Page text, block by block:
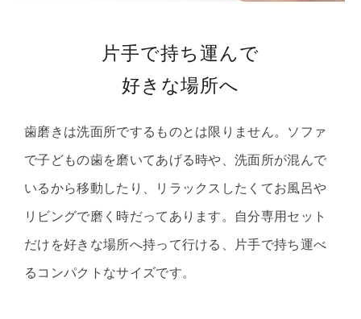
片手で持ち運んで
好きな場所へ
歯磨きは洗面所でするものとは限りません。ソファ
で子どもの歯を磨いてあげる時や、洗面所が混んで
いるから移動したり、リラックスしたくてお風呂や
リビングで磨く時だってあります。自分専用セット
だけを好きな場所へ持って行ける、片手で持ち運べ
るコンパクトなサイズです。